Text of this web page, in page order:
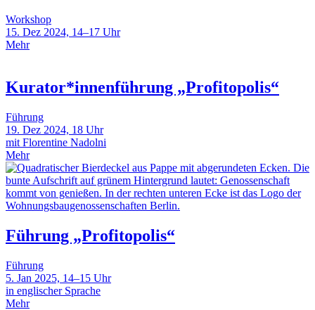
Workshop
15. Dez 2024, 14–17 Uhr
Mehr
Kurator*innenführung „Profitopolis“
Führung
19. Dez 2024, 18 Uhr
mit Florentine Nadolni
Mehr
Führung „Profitopolis“
Führung
5. Jan 2025, 14–15 Uhr
in englischer Sprache
Mehr